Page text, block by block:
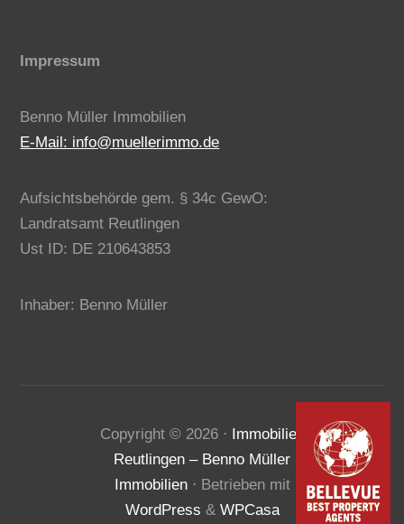
Impressum
Benno Müller Immobilien
E-Mail: info@muellerimmo.de
Aufsichtsbehörde gem. § 34c GewO:
Landratsamt Reutlingen
Ust ID: DE 210643853
Inhaber: Benno Müller
Copyright © 2026⋅ Immobilien
Reutlingen – Benno Müller
Immobilien⋅ Betrieben mit
WordPress & WPCasa
Kundenbewertungen und Erfahrungen zu
Benno Müller Immobilien
100%
Empfehlungen auf
ProvenExpert.com
SEHR GUT